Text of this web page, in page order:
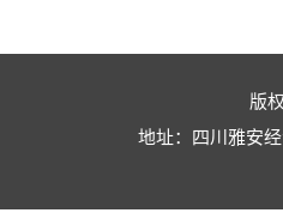
版
地址：四川雅安